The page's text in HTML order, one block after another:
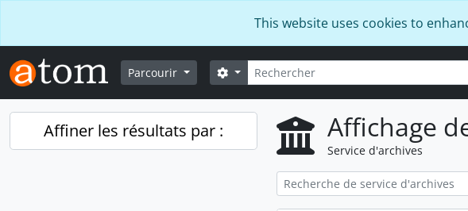
This website uses cookies to
Parcourir Rechercher
Search options
Affiner les résultats par : Affichage
Service d'archives